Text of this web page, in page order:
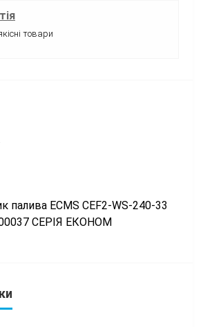
товари
палива ECMS CEF2-WS-240-33
СЕРІЯ ЕКОНОМ